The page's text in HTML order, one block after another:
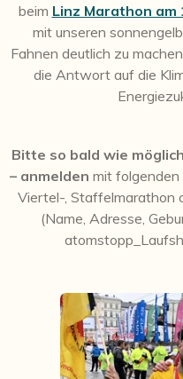
beim Linz Marathon am
mit unseren
Fahnen deutlich zu
die Antwort auf die
Bitte so bald wie
– anmelden mit folgenden
Viertel-, Staffelmarathon
(Name, Adresse,